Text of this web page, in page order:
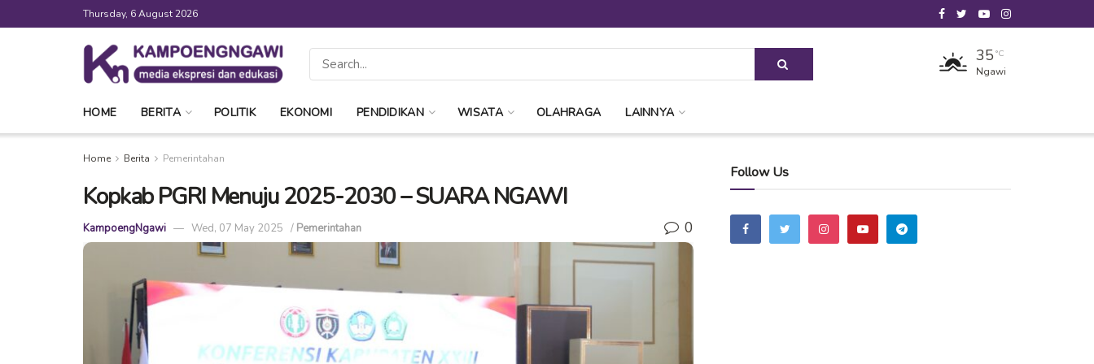
Thursday, 6 August 2026
35 °C
Ngawi
HOME BERITA POLITIK EKONOMI PENDIDIKAN WISATA OLAHRAGA LAINNYA
Home Berita Pemerintahan
Kopkab PGRI Menuju 2025-2030 – SUARA NGAWI
KampoengNgawi Wed, 07 May 2025 / Pemerintahan 0
Follow Us